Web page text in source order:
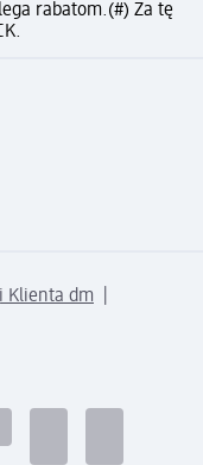
rabatom.(#) Za tę
Klienta dm